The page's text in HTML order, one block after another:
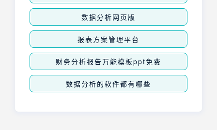
数据分析网页版
报表方案管理平台
财务分析报告万能模板ppt免费
数据分析的软件都有哪些